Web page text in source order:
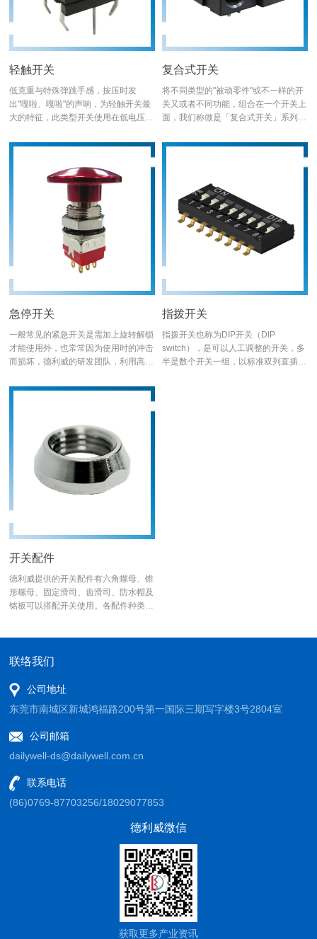
轻触开关
低克重与特殊弹跳手感，按压时发
出"嘎啦、嘎啦"的声响，为轻触开关最
大的特征，此类型开关使用在低电压电
闭"与瞬时"开启"，对于现在消费性电子
产品上面，是常见的开关，特点是结构
简单、功能单纯，只要PCB板电路设计
良好，开关本身不会出现太多的问题，
是大厂控制成本的首选产品。
复合式开关
将不同类型的"被动零件"或不一样的开
关又或者不同功能，组合在一个开关上
面，我们称做是「复合式开关」系列。
缩小体积、也有的是增加开关本身功
急停开关
一般常见的紧急开关是需加上旋转解锁
才能使用外，也常常因为使用时的冲击
而损坏，德利威的研发团队，利用高克
用时更人性化的便利，对于误触停机或
开启的问题，经实验测试已达最佳的规
指拨开关
指拨开关也称为DIP开关（DIP
switch），是可以人工调整的开关，多
半是数个开关一组，以标准双列直插封
开关配件
德利威提供的开关配件有六角螺母、锥
形螺母、固定滑司、齿滑司、防水帽及
铭板可以搭配开关使用。各配件种类样
联络我们
公司地址
东莞市南城区新城鸿福路200号第一国际三期写字楼3号2804室
公司邮箱
dailywell-ds@dailywell.com.cn
联系电话
(86)0769-87703256/18029077853
德利威微信
获取更多产业资讯